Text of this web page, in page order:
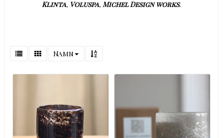
Klinta, Voluspa, Michel Design works.
Namn